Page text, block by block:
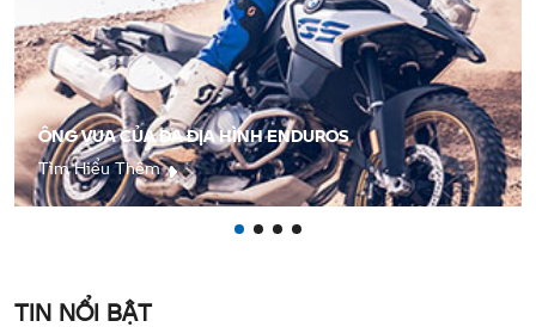
ÔNG VUA CỦA ĐA ĐỊA HÌNH ENDUROS
Tìm Hiểu Thêm
TIN NỔI BẬT